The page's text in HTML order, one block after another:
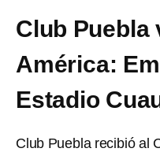
Club Puebla
América:
Estadio
Club Puebla recibió al